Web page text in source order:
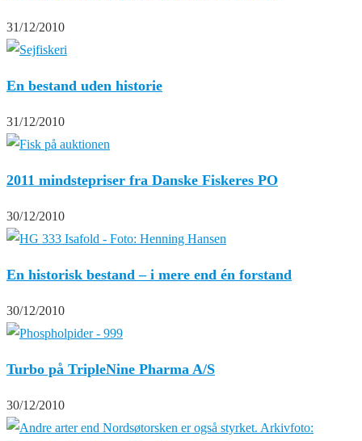
31/12/2010
En bestand uden historie
31/12/2010
2011 mindstepriser fra Danske Fiskeres PO
30/12/2010
En historisk bestand – i mere end én forstand
30/12/2010
Turbo på TripleNine Pharma A/S
30/12/2010